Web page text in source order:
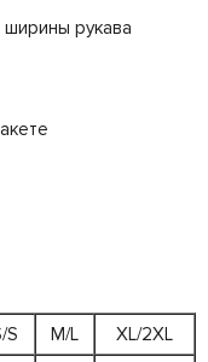
рукава
S M/L
XL/2XL